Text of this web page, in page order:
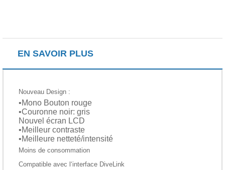
EN SAVOIR PLUS
Nouveau Design :
•Mono Bouton rouge
•Couronne noir: gris
Nouvel écran LCD
•Meilleur contraste
•Meilleure netteté/intensité
Moins de consommation
Compatible avec l‘interface DiveLink